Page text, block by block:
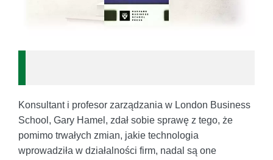
Konsultant i profesor zarządzania w London Business
School, Gary Hamel, zdał sobie sprawę z tego, że
pomimo trwałych zmian, jakie technologia
wprowadziła w działalności firm, nadal są one